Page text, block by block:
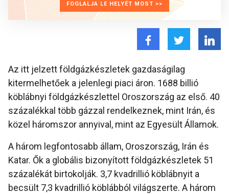
FOGLALJA LE HELYÉT MOST >>
Az itt jelzett földgázkészletek gazdaságilag
kitermelhetőek a jelenlegi piaci áron. 1688 billió
köblábnyi földgázkészlettel Oroszország az első. 40
százalékkal több gázzal rendelkeznek, mint Irán, és
közel háromszor annyival, mint az Egyesült Államok.
A három legfontosabb állam, Oroszország, Irán és
Katar. Ők a globális bizonyított földgázkészletek 51
százalékát birtokolják. 3,7 kvadrillió köblábnyit a
becsült 7,3 kvadrillió köblábból világszerte. A három